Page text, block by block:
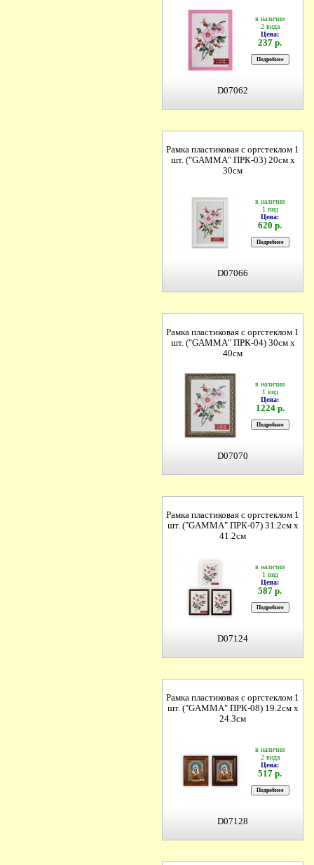
в наличии
2 вида
Цена:
237 р.
D07062
Рамка пластиковая с оргстеклом 1
шт. ("GAMMA" ПРК-03) 20см х
30см
в наличии
1 вид
Цена:
620 р.
D07066
Рамка пластиковая с оргстеклом 1
шт. ("GAMMA" ПРК-04) 30см х
40см
в наличии
1 вид
Цена:
1224 р.
D07070
Рамка пластиковая с оргстеклом 1
шт. ("GAMMA" ПРК-07) 31.2см х
41.2см
в наличии
1 вид
Цена:
587 р.
D07124
Рамка пластиковая с оргстеклом 1
шт. ("GAMMA" ПРК-08) 19.2см х
24.3см
в наличии
2 вида
Цена:
517 р.
D07128